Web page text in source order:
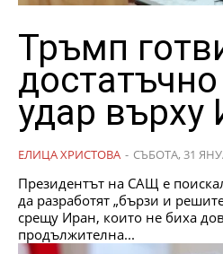
Тръмп
удар върху
ЕЛИЦА ХРИСТОВА - СЪБОТА, 31
Президентът на САЩ е
да разработят „бързи и
срещу Иран, които не биха
продължителна...